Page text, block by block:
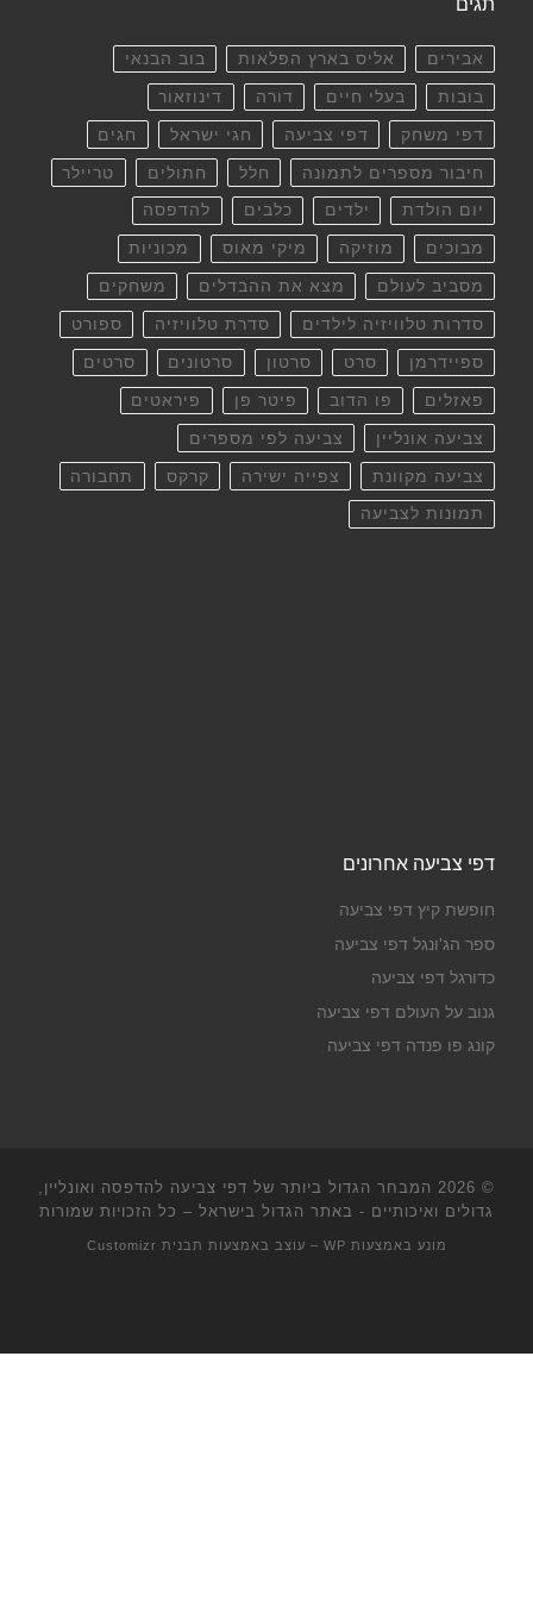
אבירים אליס בארץ הפלאות בוב הבנאי
בובות בעלי חיים דורה דינוזאור
דפי משחק דפי צביעה חגי ישראל חגים
חיבור מספרים לתמונה חלל חתולים טריילר
יום הולדת ילדים כלבים להדפסה
מבוכים מוזיקה מיקי מאוס מכוניות
מסביב לעולם מצא את ההבדלים משחקים
סדרות טלוויזיה לילדים סדרת טלוויזיה ספורט
ספיידרמן סרט סרטון סרטונים סרטים
פאזלים פו הדוב פיטר פן פיראטים
צביעה אונליין צביעה לפי מספרים
צביעה מקוונת צפייה ישירה קרקס תחבורה
תמונות לצביעה
דפי צביעה אחרונים
חופשת קיץ דפי צביעה
ספר הג'ונגל דפי צביעה
כדורגל דפי צביעה
גנוב על העולם דפי צביעה
קונג פו פנדה דפי צביעה
© 2026
המבחר הגדול ביותר של דפי צביעה להדפסה ואונליין,
גדולים ואיכותיים - באתר הגדול בישראל – כל הזכויות שמורות
מונע באמצעות WP – עוצב באמצעות תבנית Customizr